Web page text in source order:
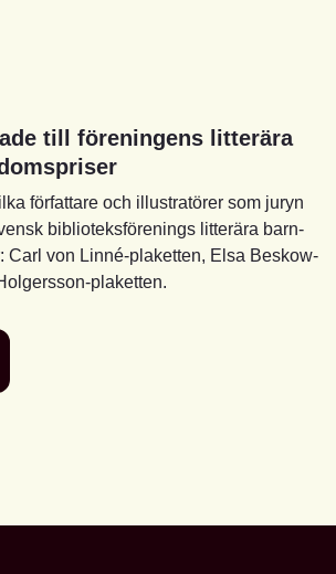
till föreningens litterära
författare och illustratörer som juryn
biblioteksförenings litterära barn-
Carl von Linné-plaketten, Elsa Beskow-
plaketten.